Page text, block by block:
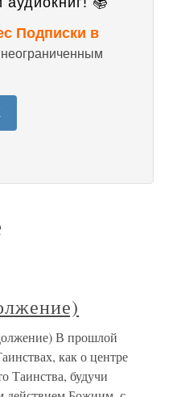
Подписки в
В прошлой
как о центре
Таинства, будучи